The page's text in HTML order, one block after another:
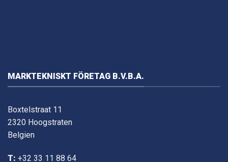
MARKTEKNISKT FÖRETAG B.V.B.A.
Boxtelstraat 11
2320 Hoogstraten
Belgien
T: +32 33 11 88 64